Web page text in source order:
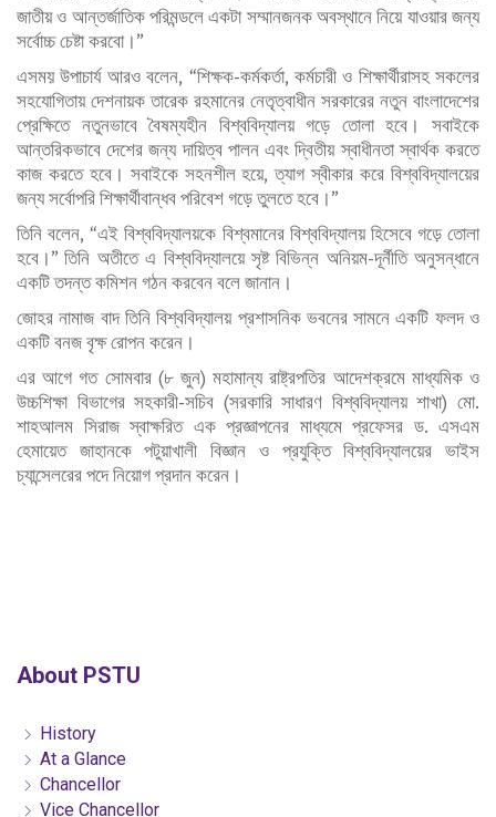
জাতীয় ও আন্তর্জাতিক পরিমন্ডলে একটা সম্মানজনক অবস্থানে নিয়ে যাওয়ার জন্য
সর্বোচ্চ চেষ্টা করবো।”
এসময় উপাচার্য আরও বলেন, “শিক্ষক-কর্মকর্তা, কর্মচারী ও শিক্ষার্থীরাসহ সকলের
সহযোগিতায় দেশনায়ক তারেক রহমানের নেতৃত্বাধীন সরকারের নতুন বাংলাদেশের
প্রেক্ষিতে নতুনভাবে বৈষম্যহীন বিশ্ববিদ্যালয় গড়ে তোলা হবে। সবাইকে
আন্তরিকভাবে দেশের জন্য দায়িত্ব পালন এবং দ্বিতীয় স্বাধীনতা স্বার্থক করতে
কাজ করতে হবে। সবাইকে সহনশীল হয়ে, ত্যাগ স্বীকার করে বিশ্ববিদ্যালয়ের
জন্য সর্বোপরি শিক্ষার্থীবান্ধব পরিবেশ গড়ে তুলতে হবে।”
তিনি বলেন, “এই বিশ্ববিদ্যালয়কে বিশ্বমানের বিশ্ববিদ্যালয় হিসেবে গড়ে তোলা
হবে।” তিনি অতীতে এ বিশ্ববিদ্যালয়ে সৃষ্ট বিভিন্ন অনিয়ম-দূর্নীতি অনুসন্ধানে
একটি তদন্ত কমিশন গঠন করবেন বলে জানান।
জোহর নামাজ বাদ তিনি বিশ্ববিদ্যালয় প্রশাসনিক ভবনের সামনে একটি ফলদ ও
একটি বনজ বৃক্ষ রোপন করেন।
এর আগে গত সোমবার (৮ জুন) মহামান্য রাষ্ট্রপতির আদেশক্রমে মাধ্যমিক ও
উচ্চশিক্ষা বিভাগের সহকারী-সচিব (সরকারি সাধারণ বিশ্ববিদ্যালয় শাখা) মো.
শাহআলম সিরাজ স্বাক্ষরিত এক প্রজ্ঞাপনের মাধ্যমে প্রফেসর ড. এসএম
হেমায়েত জাহানকে পটুয়াখালী বিজ্ঞান ও প্রযুক্তি বিশ্ববিদ্যালয়ের ভাইস
চ্যান্সেলরের পদে নিয়োগ প্রদান করেন।
About PSTU
History
At a Glance
Chancellor
Vice Chancellor